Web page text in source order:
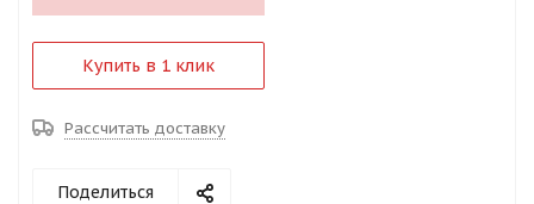
Купить в 1 клик
Рассчитать доставку
Поделиться